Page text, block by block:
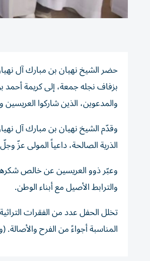
حضر الشيخ نهيان بن مبارك آل
بزفاف نجله جمعة، إلى كريمة
والمدعوين، الذين شاركوا
وقدّم الشيخ نهيان بن مبارك آل
الذرية الصالحة، داعياً المولى عزّ
وعبّر ذوو العريسين عن خالص
والترابط الأصيل مع أبناء الوطن.
تخلل الحفل عدد من الفقرات
المناسبة أجواءً من الفرح والأصالة.